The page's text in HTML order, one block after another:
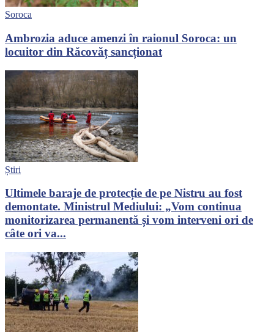
Soroca
Ambrozia aduce amenzi în raionul Soroca: un
locuitor din Răcovăț sancționat
Știri
Ultimele baraje de protecție de pe Nistru au fost
demontate. Ministrul Mediului: „Vom continua
monitorizarea permanentă și vom interveni ori de
câte ori va...